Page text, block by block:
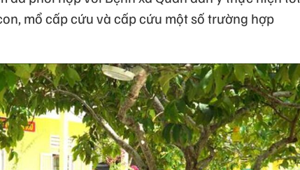
mổ cấp cứu và cấp cứu một số trường hợp